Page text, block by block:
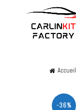
Accueil
-36%